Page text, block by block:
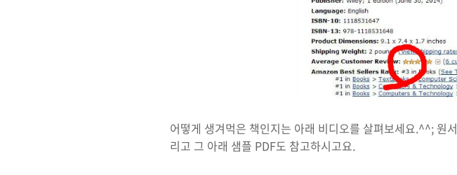
어떻게 생겨먹은 책인지는 아래 비디오를 살펴보세요.^^; 원
리고 그 아래 샘플 PDF도 참고하시고요.